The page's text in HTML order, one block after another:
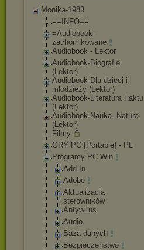
Monika-1983
==INFO==
=Audiobook -
zachomikowane
Audiobook - Lektor
Audiobook-Biografie
(Lektor)
Audiobook-Dla dzieci i
młodzieży (Lektor)
Audiobook-Literatura Faktu
(Lektor)
Audiobook-Nauka, Natura
(Lektor)
Filmy
GRY PC [Portable] - PL
Programy PC Win
Add-In
Adobe
Aktualizacja
sterowników
Antywirus
Audio
Baza danych
Bezpieczeństwo